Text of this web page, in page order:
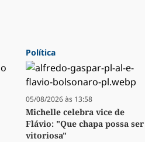
Política
05/08/2026 às 13:58
Michelle celebra vice de
Flávio: "Que chapa possa ser
vitoriosa"